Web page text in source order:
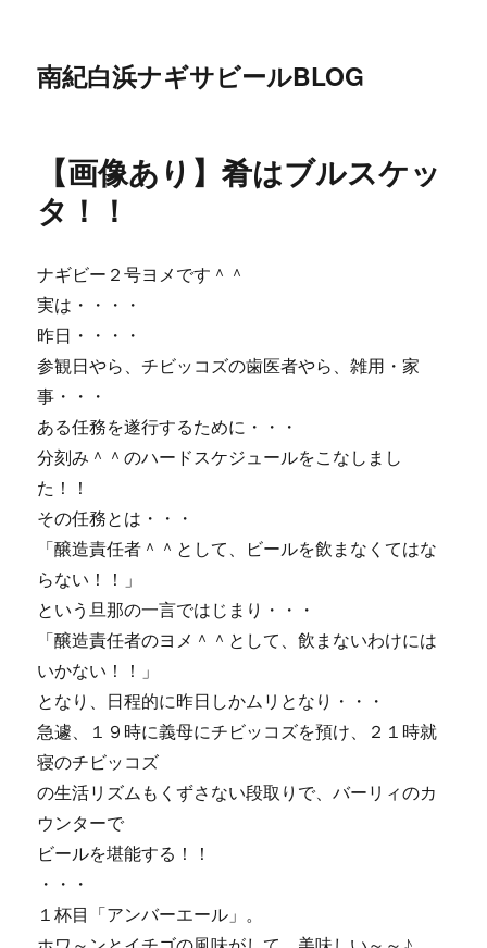
南紀白浜ナギサビールBLOG
【画像あり】肴はブルスケッ
タ！！
ナギビー２号ヨメです＾＾
実は・・・・
昨日・・・・
参観日やら、チビッコズの歯医者やら、雑用・家
事・・・
ある任務を遂行するために・・・
分刻み＾＾のハードスケジュールをこなしまし
た！！
その任務とは・・・
「醸造責任者＾＾として、ビールを飲まなくてはな
らない！！」
という旦那の一言ではじまり・・・
「醸造責任者のヨメ＾＾として、飲まないわけには
いかない！！」
となり、日程的に昨日しかムリとなり・・・
急遽、１９時に義母にチビッコズを預け、２１時就
寝のチビッコズ
の生活リズムもくずさない段取りで、バーリィのカ
ウンターで
ビールを堪能する！！
・・・
１杯目「アンバーエール」。